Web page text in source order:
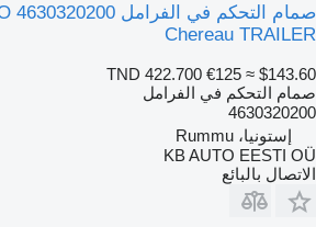
Chereau TRAILER
TND 422.700 €125 ≈ $143.60
صمام التحكم في الفرامل
4630320200
إستونيا، Rummu
KB AUTO EESTI OÜ
الاتصال بالبائع